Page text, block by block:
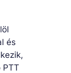
és
PTT